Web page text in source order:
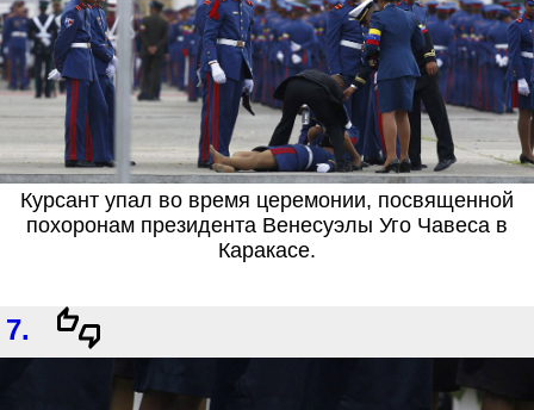
Курсант упал во время церемонии, посвященной
похоронам президента Венесуэлы Уго Чавеса в
Каракасе.
7.